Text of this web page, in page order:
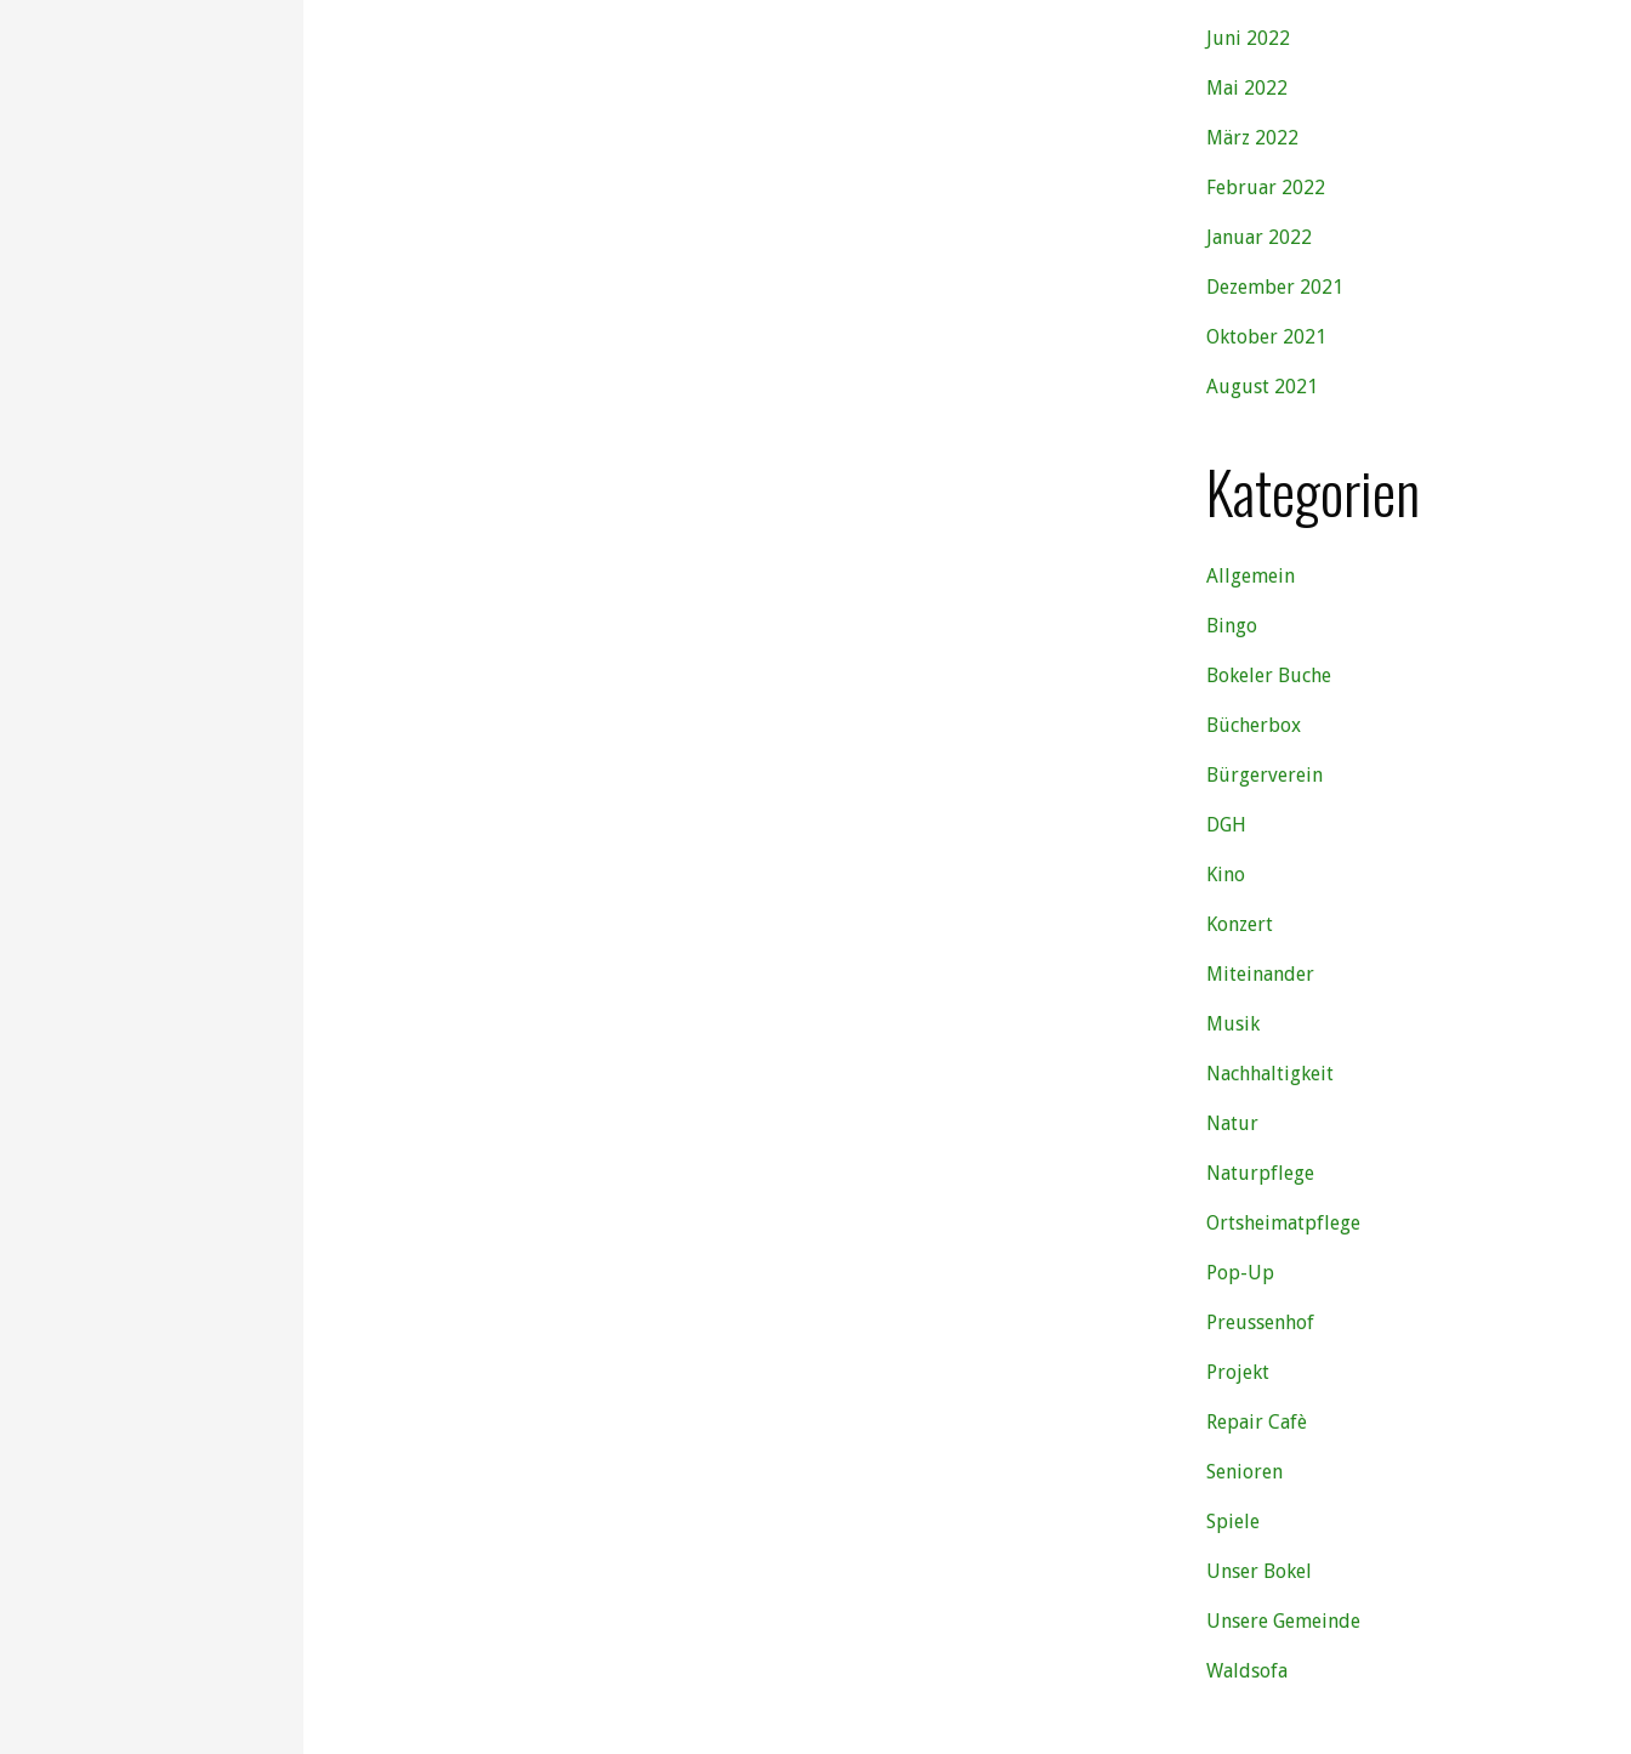
Juni 2022
Mai 2022
März 2022
Februar 2022
Januar 2022
Dezember 2021
Oktober 2021
August 2021
Kategorien
Allgemein
Bingo
Bokeler Buche
Bücherbox
Bürgerverein
DGH
Kino
Konzert
Miteinander
Musik
Nachhaltigkeit
Natur
Naturpflege
Ortsheimatpflege
Pop-Up
Preussenhof
Projekt
Repair Cafè
Senioren
Spiele
Unser Bokel
Unsere Gemeinde
Waldsofa